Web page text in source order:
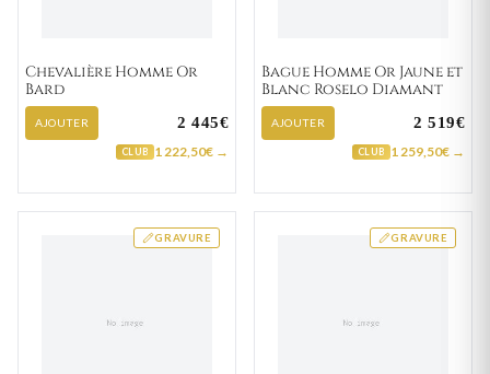
Chevalière Homme Or
Bard
AJOUTER 2 445€
CLUB 1 222,50€ →
Bague Homme Or Jaune et
Blanc Roselo Diamant
AJOUTER 2 519€
CLUB 1 259,50€ →
GRAVURE GRAVURE